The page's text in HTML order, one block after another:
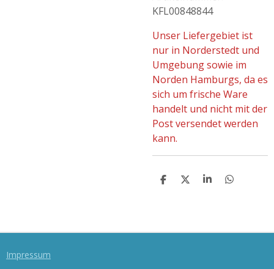
KFL00848844
Unser Liefergebiet ist
nur in Norderstedt und
Umgebung sowie im
Norden Hamburgs, da es
sich um frische Ware
handelt und nicht mit der
Post versendet werden
kann.
T
N
T
N
T
N
T
N
Impressum